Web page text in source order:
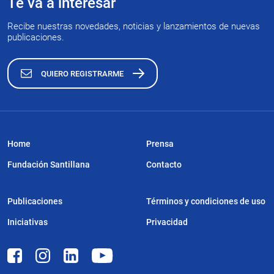
Recibe nuestras novedades, noticias y lanzamientos de nuevas
publicaciones.
QUIERO REGISTRARME
Home
Fundación Santillana
Publicaciones
Iniciativas
Prensa
Contacto
Términos y condiciones de uso
Privacidad